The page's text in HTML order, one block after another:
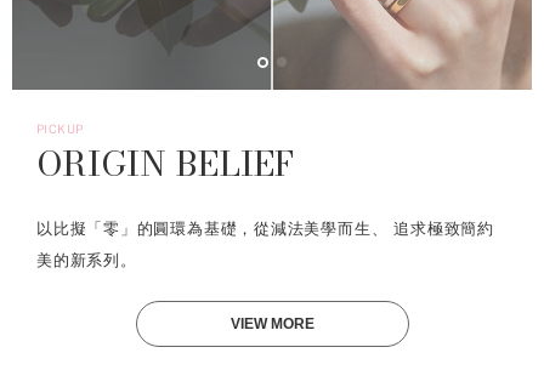
PICKUP
ORIGIN BELIEF
以比擬「零」的圓環為基礎，從減法美學而生、 追求極致簡約
美的新系列。
VIEW MORE